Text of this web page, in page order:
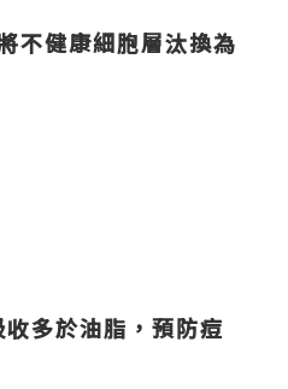
不健康細胞層汰換為
多於油脂，預防痘